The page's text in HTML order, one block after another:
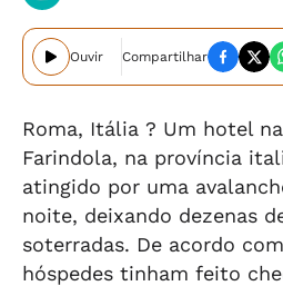
Ouvir Compartilhar
Roma, Itália ? Um hotel
Farindola, na província
atingido por uma
noite, deixando dezenas
soterradas. De acordo
hóspedes tinham feito